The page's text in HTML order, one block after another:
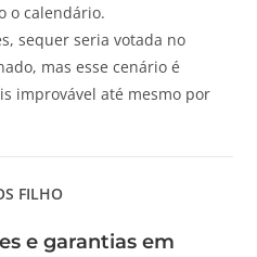
o calendário.
sequer seria votada no
mas esse cenário é
improvável até mesmo por
FILHO
e garantias em